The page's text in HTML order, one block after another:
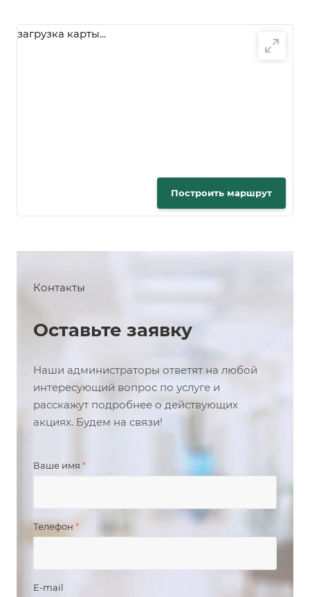
загрузка карты...
Построить маршрут
Контакты
Оставьте заявку
Наши администраторы ответят на любой
интересующий вопрос по услуге и
расскажут подробнее о действующих
акциях. Будем на связи!
Ваше имя *
Телефон *
E-mail